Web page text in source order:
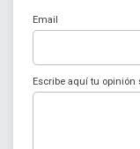
Email
Escribe aquí tu opinión